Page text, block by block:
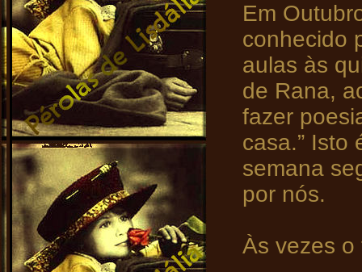
Em
conhecido
aulas às
de Rana,
fazer
casa.” Isto
semana
por nós.
Às vezes